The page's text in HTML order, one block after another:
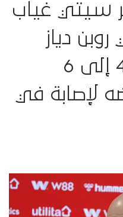
سيتي غياب
روبن دياز
لمدة تتراوح بين 4 إلى 6
لإصابة في